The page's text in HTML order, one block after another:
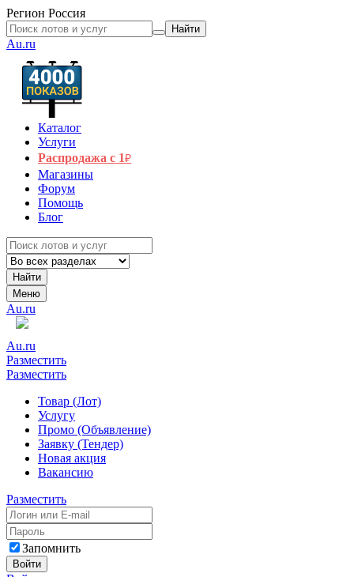
Регион Россия
Найти
Au.ru
Каталог
Услуги
Распродажа с 1₽
Магазины
Форум
Помощь
Блог
Найти
Меню
Au.ru
Au.ru
Разместить
Разместить
Товар (Лот)
Услугу
Промо (Объявление)
Заявку (Тендер)
Новая акция
Вакансию
Разместить
Запомнить
Войти